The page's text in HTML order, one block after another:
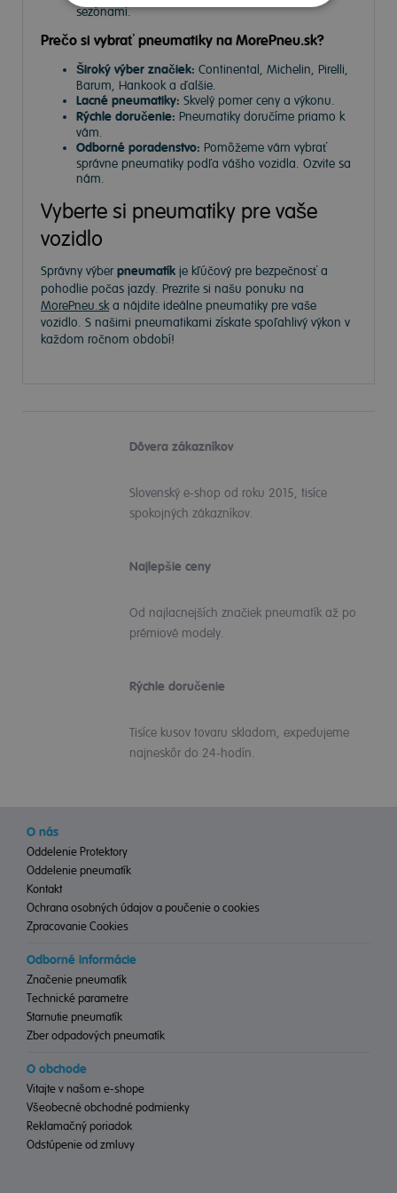
sezónami.
Prečo si vybrať pneumatiky na MorePneu.sk?
Široký výber značiek: Continental, Michelin, Pirelli,
Barum, Hankook a ďalšie.
Lacné pneumatiky: Skvelý pomer ceny a výkonu.
Rýchle doručenie: Pneumatiky doručíme priamo k
vám.
Odborné poradenstvo: Pomôžeme vám vybrať
správne pneumatiky podľa vášho vozidla. Ozvite sa
nám.
Vyberte si pneumatiky pre vaše
vozidlo
Správny výberpneumatík je kľúčový pre bezpečnosť a
pohodlie počas jazdy. Prezrite si našu ponuku na
MorePneu.ska nájdite ideálne pneumatiky pre vaše
vozidlo. S našimi pneumatikami získate spoľahlivý výkon v
každom ročnom období!
Dôvera zákazníkov
Slovenský e-shop od roku 2015, tisíce
spokojných zákazníkov.
Najlepšie ceny
Od najlacnejších značiek pneumatík až po
prémiové modely.
Rýchle doručenie
Tisíce kusov tovaru skladom, expedujeme
najneskôr do 24-hodín.
O nás
Oddelenie Protektory
Oddelenie pneumatík
Kontakt
Ochrana osobných údajov a poučenie o cookies
Zpracovanie Cookies
Odborné informácie
Značenie pneumatík
Technické parametre
Starnutie pneumatík
Zber odpadových pneumatík
O obchode
Vitajte v našom e-shope
Všeobecné obchodné podmienky
Reklamačný poriadok
Odstúpenie od zmluvy